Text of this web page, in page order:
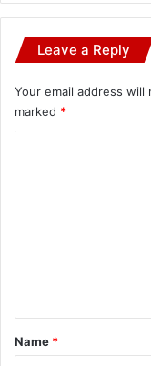
Leave a Reply
Your email address will
marked *
*
Name *